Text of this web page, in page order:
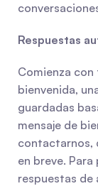
Respuestas
Comienza
bienvenida,
guardadas
mensaje de
contactarnos,
en breve. Para
respuestas de